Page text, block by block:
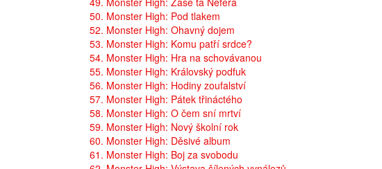
50. Monster High: Pod tlakem
52. Monster High: Ohavný dojem
53. Monster High: Komu patří srdce?
54. Monster High: Hra na schovávanou
55. Monster High: Královský podfuk
56. Monster High: Hodiny zoufalství
57. Monster High: Pátek třináctého
58. Monster High: O čem sní mrtví
59. Monster High: Nový školní rok
60. Monster High: Děsivé album
61. Monster High: Boj za svobodu